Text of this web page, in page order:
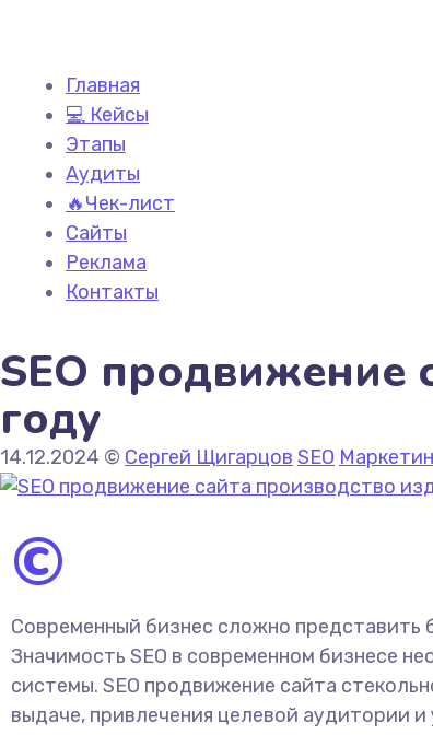
Главная
💻 Кейсы
Этапы
Аудиты
🔥Чек-лист
Сайты
Реклама
Контакты
SEO продвижение
году
14.12.2024 © Сергей Щигарцов SEO
©
Современный бизнес сложно представить
Значимость SEO в современном бизнесе
системы. SEO продвижение сайта
выдаче, привлечения целевой аудитории